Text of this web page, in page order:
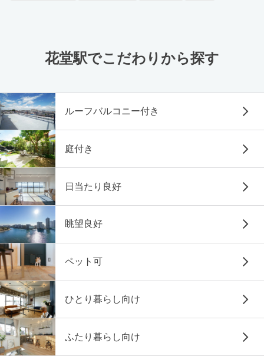
花堂駅でこだわりから探す
ルーフバルコニー付き
庭付き
日当たり良好
眺望良好
ペット可
ひとり暮らし向け
ふたり暮らし向け